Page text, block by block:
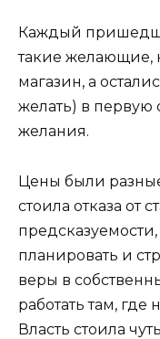
Каждый
такие желающие,
магазин, а
желать) в первую
желания.
Цены были
стоила отказа от
планировать и
веры в
работать там, где
Власть стоила